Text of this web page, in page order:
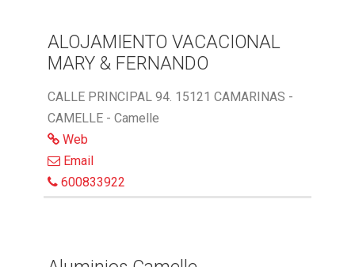
ALOJAMIENTO VACACIONAL
MARY & FERNANDO
CALLE PRINCIPAL 94. 15121 CAMARINAS -
CAMELLE - Camelle
Web
Email
600833922